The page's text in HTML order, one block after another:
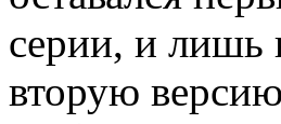
серии, и лишь
вторую